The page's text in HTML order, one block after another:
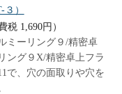
）
税 1,690円）
ミーリング９/精密卓
ング９X/精密卓上フラ
で、穴の面取りや穴を